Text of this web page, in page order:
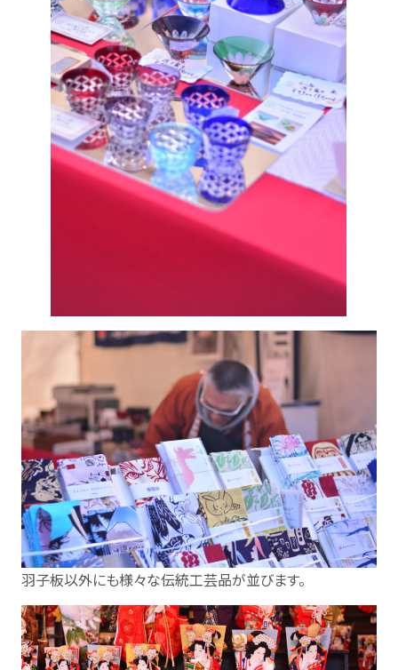
羽子板以外にも様々な伝統工芸品が並びます。